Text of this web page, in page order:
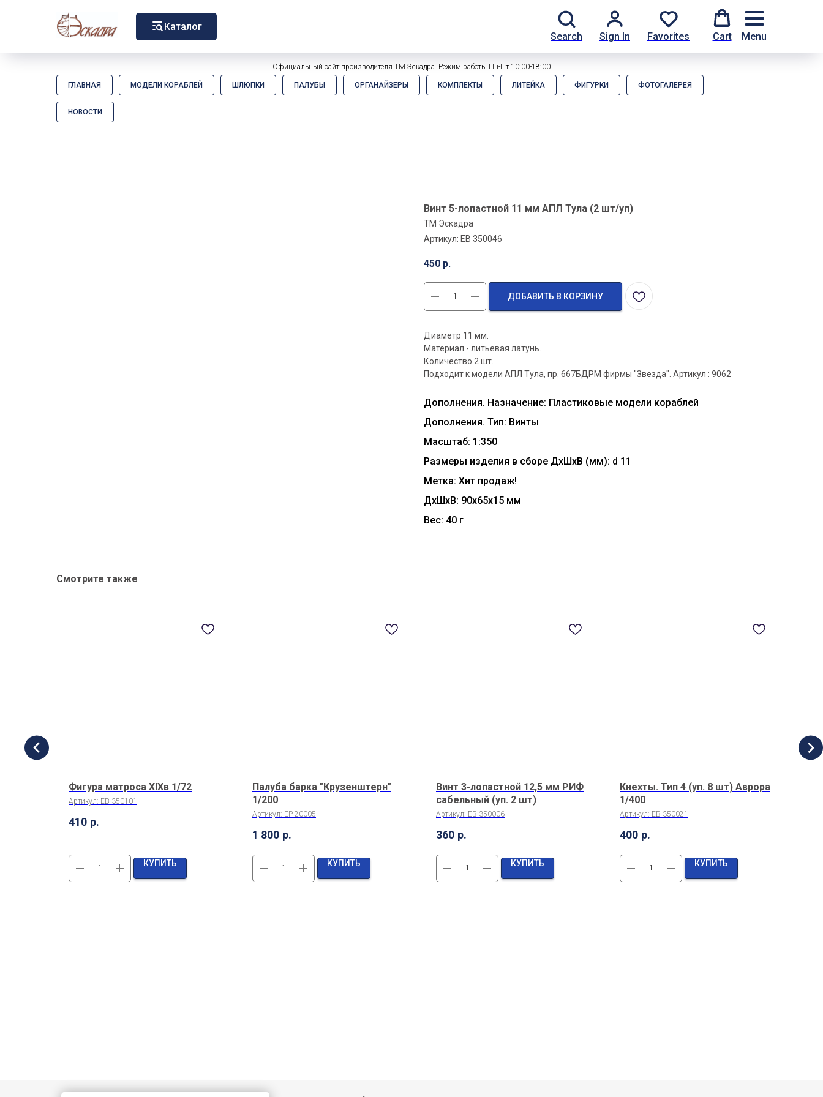
Каталог
Search
Sign In Favorites Cart Menu
Официальный сайт производителя ТМ Эскадра. Режим работы Пн-Пт 10:00-18:00
ГЛАВНАЯ МОДЕЛИ КОРАБЛЕЙ ШЛЮПКИ ПАЛУБЫ ОРГАНАЙЗЕРЫ КОМПЛЕКТЫ ЛИТЕЙКА ФИГУРКИ ФОТОГАЛЕРЕЯ
НОВОСТИ
Винт 5-лопастной 11 мм АПЛ Тула (2 шт/уп)
ТМ Эскадра
Артикул: EB 350046
450 р.
ДОБАВИТЬ В КОРЗИНУ
Диаметр 11 мм.
Материал - литьевая латунь.
Количество 2 шт.
Подходит к модели АПЛ Тула, пр. 667БДРМ фирмы "Звезда". Артикул : 9062
Дополнения. Назначение: Пластиковые модели кораблей
Дополнения. Тип: Винты
Масштаб: 1:350
Размеры изделия в сборе ДхШхВ (мм): d 11
Метка: Хит продаж!
ДxШxВ: 90x65x15 мм
Вес: 40 г
Смотрите также
Фигура матроса XIXв 1/72
Артикул: EB 350101
410 р.
КУПИТЬ
Палуба барка "Крузенштерн"
1/200
Артикул: EP 20005
1 800 р.
КУПИТЬ
Винт 3-лопастной 12,5 мм РИФ
сабельный (уп. 2 шт)
Артикул: EB 350006
360 р.
КУПИТЬ
Кнехты. Тип 4 (уп. 8 шт) Аврора
1/400
Артикул: EB 350021
400 р.
КУПИТЬ